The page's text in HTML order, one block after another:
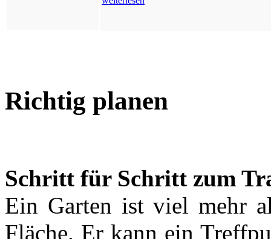
Richtig planen
Schritt für Schritt zum
Ein Garten ist viel mehr
Fläche. Er kann ein